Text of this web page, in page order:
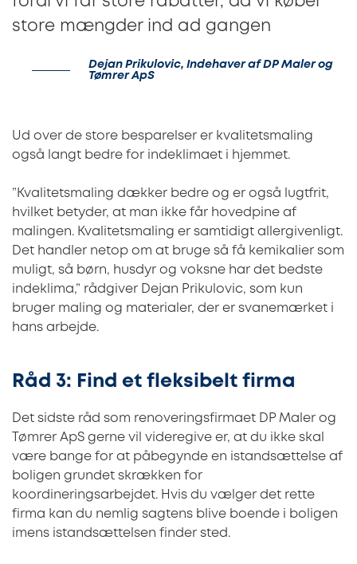
store mængder ind ad gangen
Dejan Prikulovic, Indehaver af DP Maler og
Tømrer ApS
Ud over de store besparelser er kvalitetsmaling
også langt bedre for indeklimaet i hjemmet.
”Kvalitetsmaling dækker bedre og er også lugtfrit,
hvilket betyder, at man ikke får hovedpine af
malingen. Kvalitetsmaling er samtidigt allergivenligt.
Det handler netop om at bruge så få kemikalier som
muligt, så børn, husdyr og voksne har det bedste
indeklima,” rådgiver Dejan Prikulovic, som kun
bruger maling og materialer, der er svanemærket i
hans arbejde.
Råd 3: Find et fleksibelt firma
Det sidste råd som renoveringsfirmaet DP Maler og
Tømrer ApS gerne vil videregive er, at du ikke skal
være bange for at påbegynde en istandsættelse af
boligen grundet skrækken for
koordineringsarbejdet. Hvis du vælger det rette
firma kan du nemlig sagtens blive boende i boligen
imens istandsættelsen finder sted.